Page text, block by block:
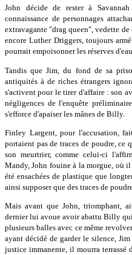
John décide de rester à
connaissance de personnages
extravagante "drag queen", vedette
encore Luther Driggers, toujours
pourrait empoisonner les réserves
Tandis que Jim, du fond de sa
antiquités à de riches étrangers
s'activent pour le tirer d'affaire : son
négligences de l'enquête
s'efforce d'apaiser les mânes de Billy.
Finley Largent, pour l'accusation,
portaient pas de traces de poudre,
son meurtrier, comme celui-ci
Mandy, John fouine à la morgue, où
été ensachées de plastique que
ainsi supposer que des traces de
Mais avant que John, triomphant,
dernier lui avoue avoir abattu Billy
plusieurs balles avec ce même
ayant décidé de garder le silence,
justice immanente, il mourra terrassé